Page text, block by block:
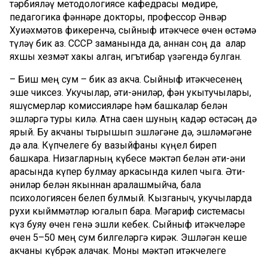
тәрбияләү методологиясе кафедрасы мөдире,
педагогика фәннәре докторы, профессор Әнвәр
Хуҗиәхмәтов фикеренчә, сыйныф җитәкчесе өчен өстәмә
түләү бик аз. СССР заманында да, аннан соң да алар
яхшы хезмәт хакы алган, игътибар үзәгендә булган.
– Биш мең сум – бик аз акча. Сыйныф җитәкчесенең
эше чиксез. Укучылар, әти-әниләр, фән укытучылары,
яшүсмерләр комиссияләре һәм башкалар белән
эшләргә туры килә. Атна саен шуның кадәр өстәсәң дә
ярый. Бу акчаны тырышып эшләгәне дә, эшләмәгәне
дә ала. Күпчелеге бу вазыйфаны күңел биреп
башкара. Низагларның күбесе мәктәп белән әти-әни
арасында күпер булмау аркасында килеп чыга. Әти-
әниләр белән якыннан аралашмыйча, бала
психологиясен белеп булмый. Кызганыч, укучыларда
рухи кыйммәтләр югалып бара. Мәгариф системасы
күз буяу өчен генә эшли кебек. Сыйныф җитәкчеләре
өчен 5–50 мең сум билгеләргә кирәк. Эшләгән кеше
акчаны күбрәк алачак. Моны мәктәп җитәкчелеге